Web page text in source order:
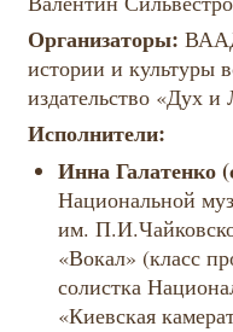
Организаторы:
истории и культуры
издательство «Дух и
Исполнители:
Инна Галатенко
Национальной
им.
«Вокал» (класс
солистка
«Киевская